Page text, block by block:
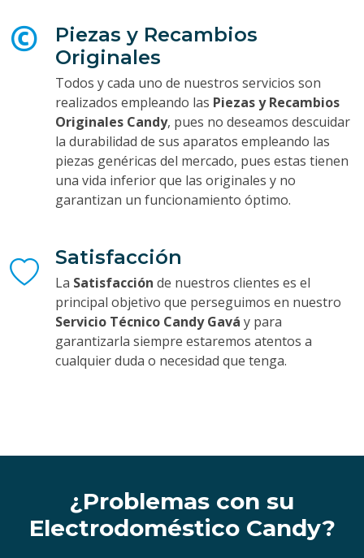
Piezas y Recambios
Originales
Todos y cada uno de nuestros servicios son
realizados empleando las Piezas y Recambios
Originales Candy, pues no deseamos descuidar
la durabilidad de sus aparatos empleando las
piezas genéricas del mercado, pues estas tienen
una vida inferior que las originales y no
garantizan un funcionamiento óptimo.
Satisfacción
La Satisfacción de nuestros clientes es el
principal objetivo que perseguimos en nuestro
Servicio Técnico Candy Gavá y para
garantizarla siempre estaremos atentos a
cualquier duda o necesidad que tenga.
¿Problemas con su
Electrodoméstico Candy?